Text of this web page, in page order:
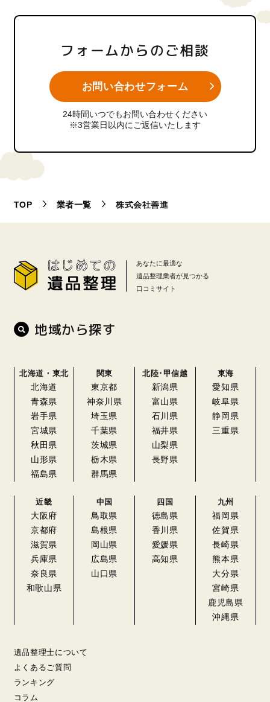
フォームからのご相談
お問い合わせフォーム
24時間いつでもお問い合わせください
※3営業日以内にご返信いたします
TOP 業者一覧 株式会社善進
あなたに最適な
遺品整理業者が見つかる
口コミサイト
地域から探す
北海道・東北
北海道
青森県
岩手県
宮城県
秋田県
山形県
福島県
関東
東京都
神奈川県
埼玉県
千葉県
茨城県
栃木県
群馬県
北陸･甲信越
新潟県
富山県
石川県
福井県
山梨県
長野県
東海
愛知県
岐阜県
静岡県
三重県
近畿
大阪府
京都府
滋賀県
兵庫県
奈良県
和歌山県
中国
鳥取県
島根県
岡山県
広島県
山口県
四国
徳島県
香川県
愛媛県
高知県
九州
福岡県
佐賀県
長崎県
熊本県
大分県
宮崎県
鹿児島県
沖縄県
遺品整理士について
よくあるご質問
ランキング
コラム